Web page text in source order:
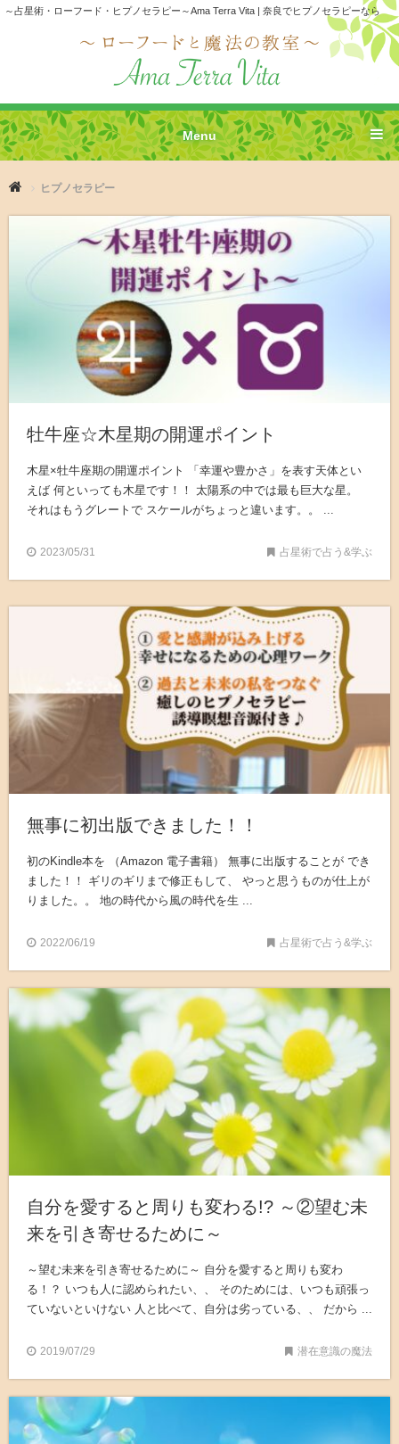
～占星術・ローフード・ヒプノセラピー～Ama Terra Vita | 奈良でヒプノセラピーなら
Menu
ヒプノセラピー
牡牛座☆木星期の開運ポイント
木星×牡牛座期の開運ポイント 「幸運や豊かさ」を表す天体とい
えば 何といっても木星です！！ 太陽系の中では最も巨大な星。
それはもうグレートで スケールがちょっと違います。。 ...
2023/05/31 占星術で占う&学ぶ
無事に初出版できました！！
初のKindle本を （Amazon 電子書籍） 無事に出版することが でき
ました！！ ギリのギリまで修正もして、 やっと思うものが仕上が
りました。。 地の時代から風の時代を生 ...
2022/06/19 占星術で占う&学ぶ
自分を愛すると周りも変わる!? ～②望む未
来を引き寄せるために～
～望む未来を引き寄せるために～ 自分を愛すると周りも変わ
る！？ いつも人に認められたい、、 そのためには、いつも頑張っ
ていないといけない 人と比べて、自分は劣っている、、 だから ...
2019/07/29 潜在意識の魔法